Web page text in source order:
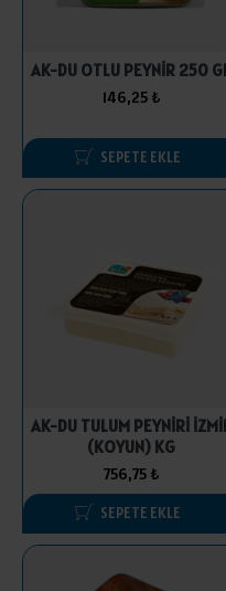
AK-DU OTLU PEYNİR 250
146,25 ₺
SEPETE EKLE
AK-DU TULUM PEYNİRİ
(KOYUN) KG
756,75 ₺
SEPETE EKLE